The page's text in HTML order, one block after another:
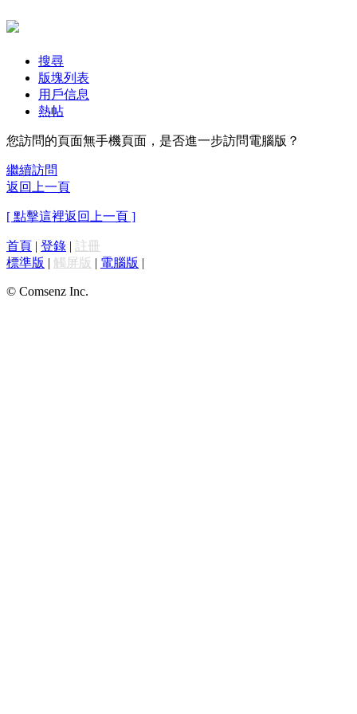
搜尋
版塊列表
用戶信息
熱帖
您訪問的頁面無手機頁面，是否進一步訪問電腦版？
繼續訪問
返回上一頁
[ 點擊這裡返回上一頁 ]
首頁 | 登錄 | 註冊
標準版 | 觸屏版 | 電腦版 |
© Comsenz Inc.